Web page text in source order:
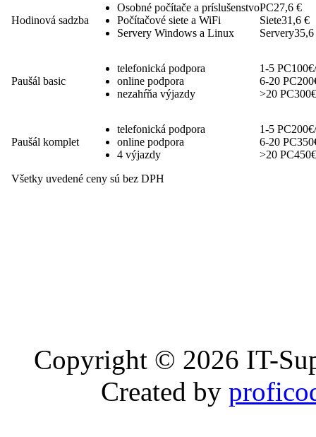
Hodinová sadzba
Osobné počítače a príslušenstvo
Počítačové siete a WiFi
Servery Windows a Linux
PC27,6 €
Siete31,6 €
Servery35,6
Paušál basic
telefonická podpora
online podpora
nezahŕňa výjazdy
1-5 PC
6-20 PC
>20 PC
Paušál komplet
telefonická podpora
online podpora
4 výjazdy
1-5 PC
6-20 PC
>20 PC
Všetky uvedené ceny sú bez DPH
Copyright © 2026 IT-
Created by